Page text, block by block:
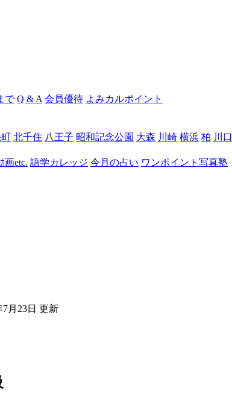
ャ
北
千
で Q & A 会員優待 よみカルポイント
北千住 八王子 昭和記念公園 大森 川崎 横浜 柏 川口
画etc. 語学カレッジ 今月の占い ワンポイント写真塾
7月23日 更新